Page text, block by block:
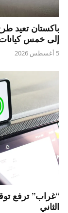
باكستان تعيد
إلى خمس
5 أغسطس 2026
“غراب” ترفع
الثاني